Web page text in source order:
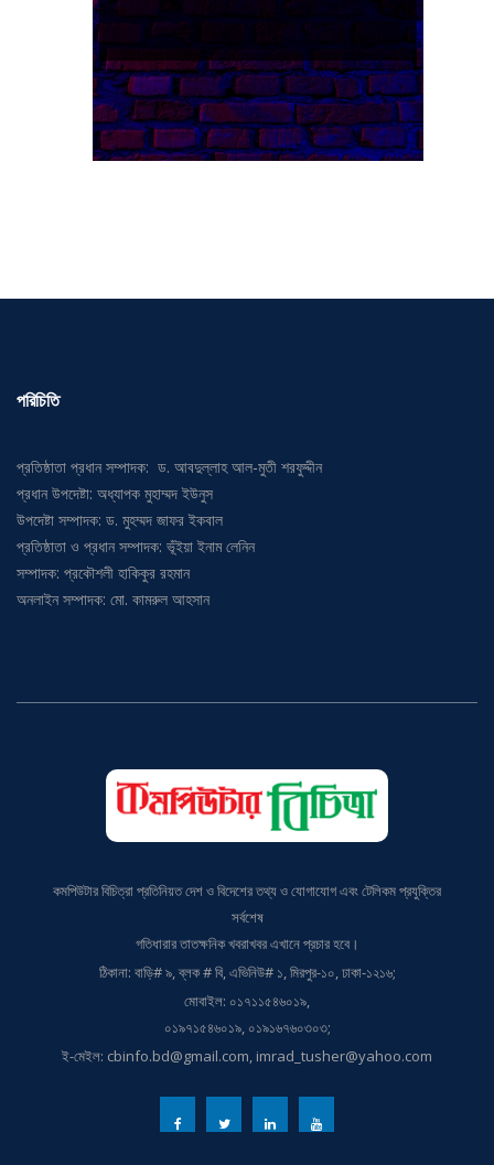
প্রতিষ্ঠাতা প্রধান সম্পাদক: ড. আবদুল্লাহ আল-মুতী শরফুদ্দীন
প্রধান উপদেষ্টা: অধ্যাপক মুহাম্মদ ইউনুস
উপদেষ্টা সম্পাদক: ড. মুহম্মদ জাফর ইকবাল
প্রতিষ্ঠাতা ও প্রধান সম্পাদক: ভূঁইয়া ইনাম লেনিন
সম্পাদক: প্রকৌশলী হাকিকুর রহমান
কমপিউটার বিচিত্রা প্রতিনিয়ত দেশ ও বিদেশের তথ্য ও যোগাযোগ এবং টেলিকম প্রযুক্তির
সর্বশেষ
গতিধারার তাতক্ষনিক খবরাখবর এখানে প্রচার হবে।
ঠিকানা: বাড়ি# ৯, ব্লক # বি, এভিনিউ# ১, মিরপুর-১০, ঢাকা-১২১৬;
মোবাইল: ০১৭১১৫৪৬০১৯,
০১৯৭১৫৪৬০১৯, ০১৯১৬৭৬০৩০৩;